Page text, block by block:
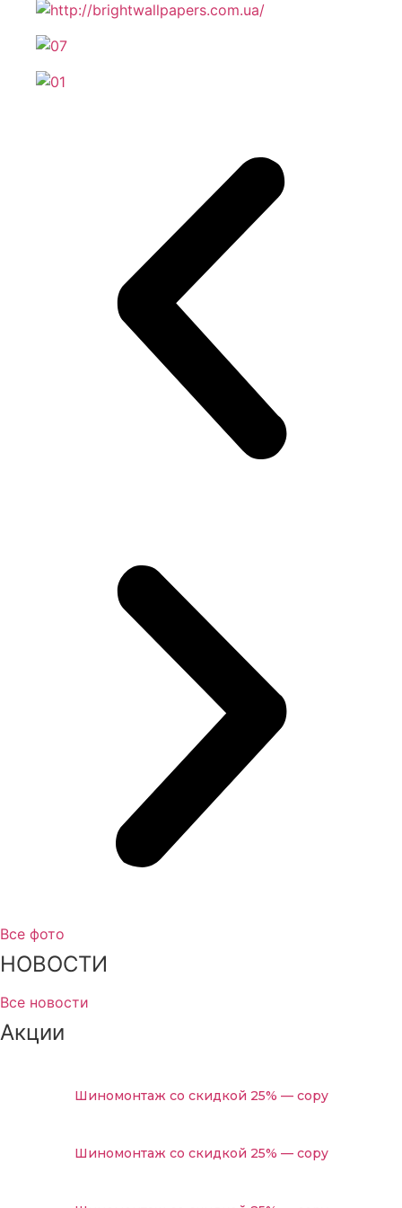
Промывка радиаторов автомобиля Volvo
Проверка уровня жидкостей автомобиля Volvo
Проверка аккумуляторной батареи авто Volvo
Чистка дроссельной заслонки автомобиля Volvo
Чистка автомобильного кондиционера Вольво
Зарядка АКБ автомобиля Volvo
Замена цепи ГРМ автомобиля Volvo
3амена фильтров автомобиля Volvo
Замена фильтра АКПП автомобиля Volvo
Замена топливного фильтра автомобиля Volvo
Замена системы вентиляции картерных газов
Замена свечей зажигания автомобиля Volvo
Замена ремня ГРМ автомобиля Volvo
Замена прокладки поддона двигателя автомобиля Volvo
Замена приводного ремня автомобиля Volvo
Замена помпы водяного насоса автомобиля Volvo
Замена масляного фильтра автомобиля Volvo
Ремонт предпускового подогревателя Вольво
Диагностика полного привода автомобиля Вольво
Диагностика и ремонт электрики автомобиля Volvo
Диагностика авто Вольво перед покупкой
Замена радиатора кондиционера автомобиля Volvo
Замена рулевых реек автомобиля Volvo
Сход-развал автомобиля Volvo
Ремонт задних редукторов автомобиля Volvo
Замена рулевых наконечников автомобиля Volvo
Замена масляного насоса автомобиля Volvo
Замена масла и масляного фильтра автомобиля Volvo
Все фото
НОВОСТИ
Все новости
Акции
Шиномонтаж со скидкой 25% — copy
Шиномонтаж со скидкой 25% — copy